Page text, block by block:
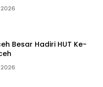
2026
Besar Hadiri HUT Ke-
2026